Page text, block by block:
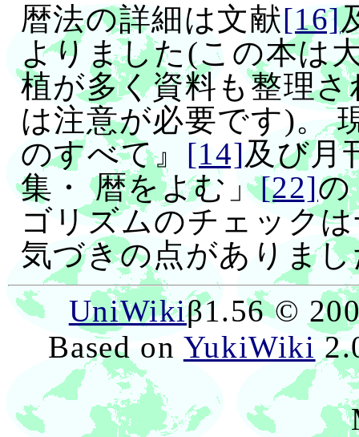
暦法の詳細は文献[16]
よりました(この本は
植が多く資料も整理
は注意が必要です)。
のすべて』 [14]及び月
集・ 暦をよむ」[22]の
ゴリズムのチェック
気づきの点がありま
UniWikiβ1.56 ©
Based on YukiWiki